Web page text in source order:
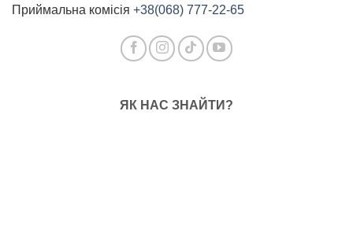
Приймальна комісія +38(068) 777-22-65
ЯК НАС ЗНАЙТИ?